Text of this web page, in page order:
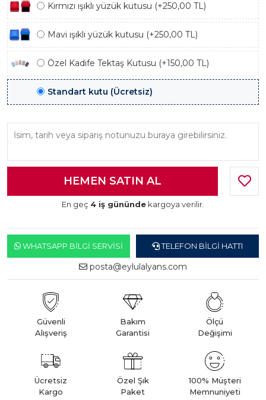
Kırmızı ışıklı yüzük kutusu (+250,00 TL)
Mavi ışıklı yüzük kutusu (+250,00 TL)
Özel Kadife Tektaş Kutusu (+150,00 TL)
Standart kutu (Ücretsiz)
En geç 4 iş gününde kargoya verilir.
WHATSAPP BILGI SERVISI TELEFON BILGI HATTI
posta@eylulalyans.com
Güvenli
Alışveriş
Bakım
Garantisi
Ölçü
Değişimi
Ücretsiz
Kargo
Özel Şık
Paket
100% Müşteri
Memnuniyeti